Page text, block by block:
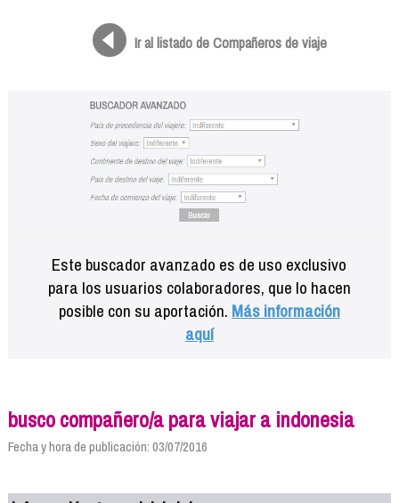
Ir al listado de Compañeros de viaje
Este buscador avanzado es de uso exclusivo
para los usuarios colaboradores, que lo hacen
posible con su aportación. Más información
aquí
busco compañero/a para viajar a indonesia
Fecha y hora de publicación: 03/07/2016